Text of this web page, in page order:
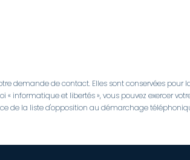
demande de contact. Elles sont conservées pour
informatique et libertés », vous pouvez exercer
de la liste d'opposition au démarchage